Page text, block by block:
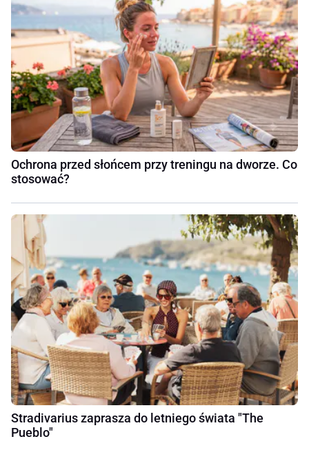
Ochrona przed słońcem przy treningu na dworze. Co
stosować?
Stradivarius zaprasza do letniego świata "The
Pueblo"